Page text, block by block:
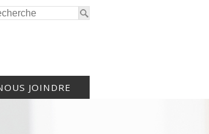
JOINDRE